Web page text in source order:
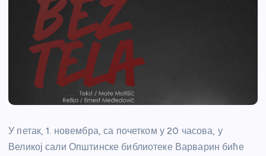
У петак, 1. новембра, са почетком у 20 часова, у
Великој сали Општинске библиотеке Варварин биће